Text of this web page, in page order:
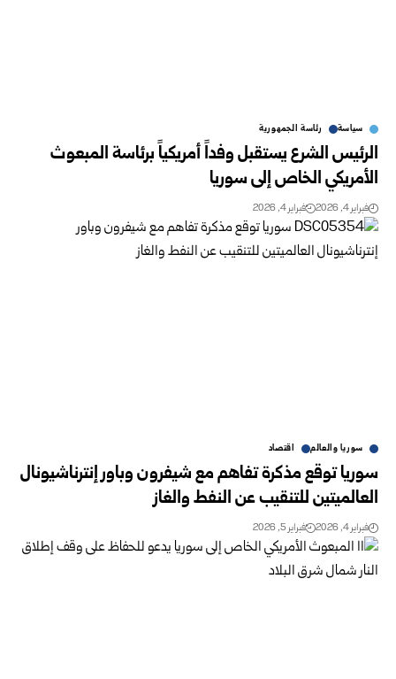
سياسة رئاسة الجمهورية
الرئيس الشرع يستقبل وفداً أمريكياً برئاسة المبعوث
الأمريكي الخاص إلى سوريا
فبراير 4, 2026 فبراير 4, 2026
سوريا والعالم اقتصاد
سوريا توقع مذكرة تفاهم مع شيفرون وباور إنترناشيونال
العالميتين للتنقيب عن النفط والغاز
فبراير 4, 2026 فبراير 5, 2026